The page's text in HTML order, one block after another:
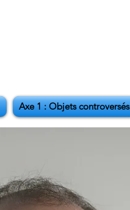
Axe 1 : Objets controversés